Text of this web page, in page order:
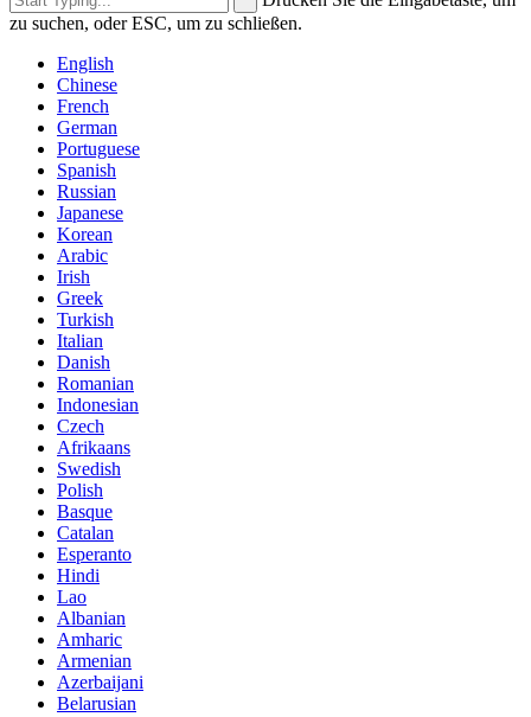
zu suchen, oder ESC, um zu schließen.
English
Chinese
French
German
Portuguese
Spanish
Russian
Japanese
Korean
Arabic
Irish
Greek
Turkish
Italian
Danish
Romanian
Indonesian
Czech
Afrikaans
Swedish
Polish
Basque
Catalan
Esperanto
Hindi
Lao
Albanian
Amharic
Armenian
Azerbaijani
Belarusian